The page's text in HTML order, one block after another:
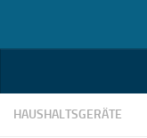
HAUSHALTSGERÄTE